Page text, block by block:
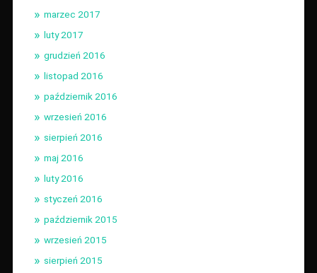
marzec 2017
luty 2017
grudzień 2016
listopad 2016
październik 2016
wrzesień 2016
sierpień 2016
maj 2016
luty 2016
styczeń 2016
październik 2015
wrzesień 2015
sierpień 2015